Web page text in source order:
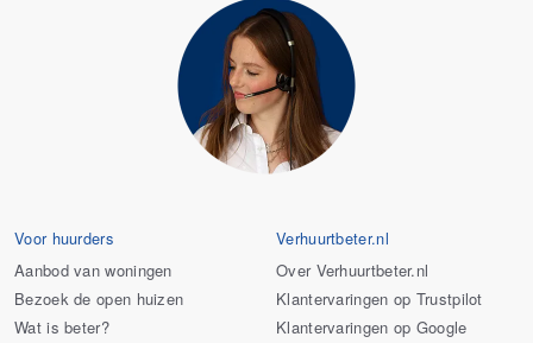
Voor huurders
Aanbod van woningen
Bezoek de open huizen
Wat is beter?
Verhuurtbeter.nl
Over Verhuurtbeter.nl
Klantervaringen op Trustpilot
Klantervaringen op Google